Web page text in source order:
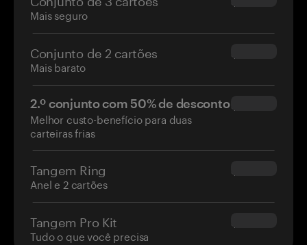
Mais seguro
Conjunto de 2 cartões
Mais barato
$54.90
2.º conjunto com 50% de desconto
Melhor custo-benefício para duas
carteiras frias
$34.95
Tangem Ring
Anel e 2 cartões
$160.00
Tangem Pro Kit
Tudo o que você precisa
$180.00